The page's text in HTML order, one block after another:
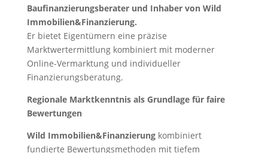
Baufinanzierungsberater und Inhaber von Wild
Immobilien&Finanzierung.
Er bietet Eigentümern eine präzise
Marktwertermittlung kombiniert mit moderner
Online-Vermarktung und individueller
Finanzierungsberatung.
Regionale Marktkenntnis als Grundlage für faire
Bewertungen
Wild Immobilien&Finanzierungkombiniert
fundierte Bewertungsmethoden mit tiefem